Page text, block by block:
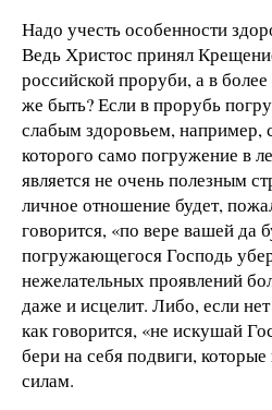
Надо учесть особенности
Ведь Христос принял
российской проруби, а в
же быть? Если в прорубь
слабым здоровьем, например,
которого само погружение в
является не очень полезным
личное отношение будет,
говорится, «по вере вашей да
погружающегося Господь
нежелательных проявлений
даже и исцелит. Либо, если
как говорится, «не искушай
бери на себя подвиги,
силам.